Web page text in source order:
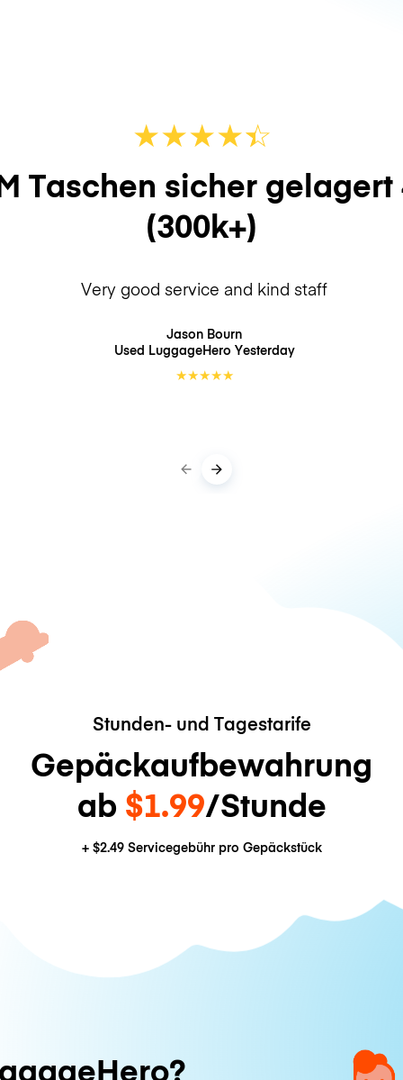
★★★★☆
★
Taschen sicher gelagert
(300k+)
Very good service and kind staff
Jason Bourn
Used LuggageHero Yesterday
★★★★★
Stunden- und Tagestarife
Gepäckaufbewahrung
ab $1.99/Stunde
+ $2.49Servicegebühr pro Gepäckstück